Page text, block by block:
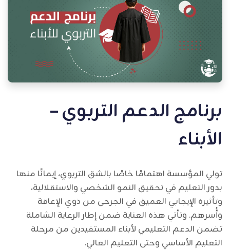
برنامج الدعم التربوي –
الأبناء
تولي المؤسسة اهتمامًا خاصًا بالشق التربوي، إيمانًا منها
بدور التعليم في تحقيق النمو الشخصي والاستقلالية،
وتأثيره الإيجابي العميق في الجرحى من ذوي الإعاقة
وأُسرهم. وتأتي هذه العناية ضمن إطار الرعاية الشاملة
تضمن الدعم التعليمي لأبناء المستفيدين من مرحلة
التعليم الأساسي وحتى التعليم العالي.